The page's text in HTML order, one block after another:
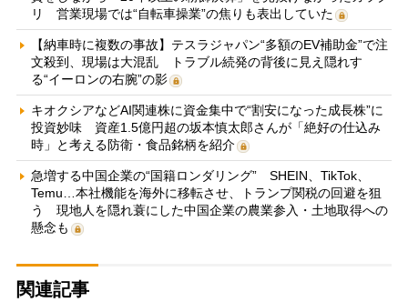
リ 営業現場では“自転車操業”の焦りも表出していた
【納車時に複数の事故】テスラジャパン“多額のEV補助金”で注
文殺到、現場は大混乱 トラブル続発の背後に見え隠れす
る“イーロンの右腕”の影
キオクシアなどAI関連株に資金集中で“割安になった成長株”に
投資妙味 資産1.5億円超の坂本慎太郎さんが「絶好の仕込み
時」と考える防衛・食品銘柄を紹介
急増する中国企業の“国籍ロンダリング” SHEIN、TikTok、
Temu…本社機能を海外に移転させ、トランプ関税の回避を狙
う 現地人を隠れ蓑にした中国企業の農業参入・土地取得への
懸念も
関連記事